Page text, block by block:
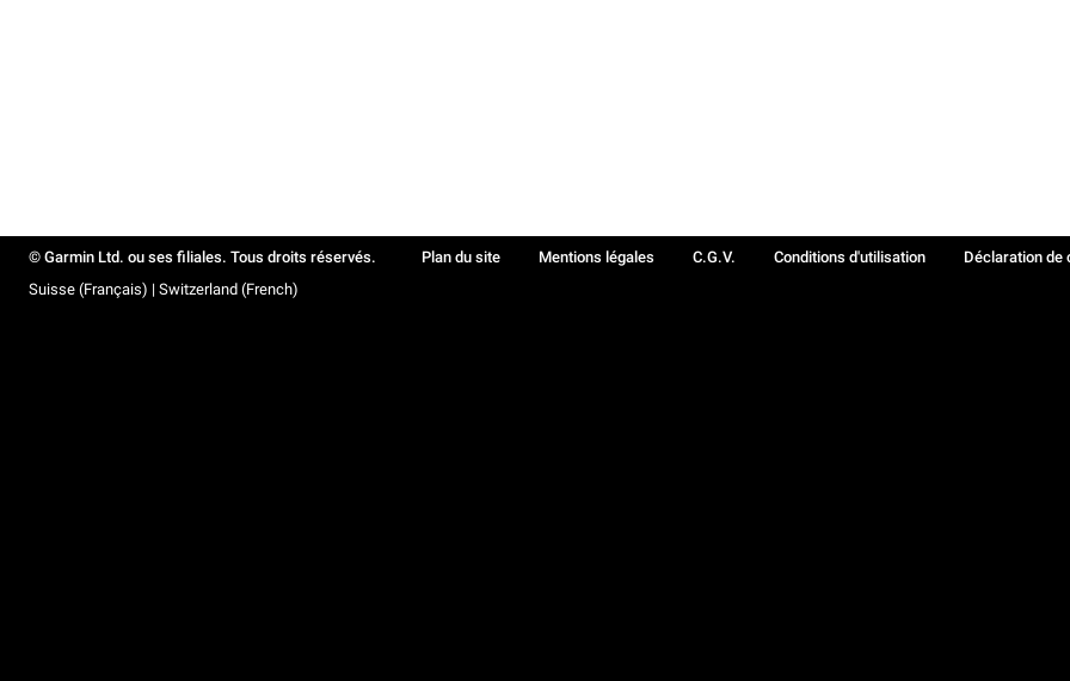
© Garmin Ltd. ou ses filiales. Tous droits réservés. Plan du site Mentions légales C.G.V. Conditions d'utilisation Déclaration de
Suisse (Français) | Switzerland (French)